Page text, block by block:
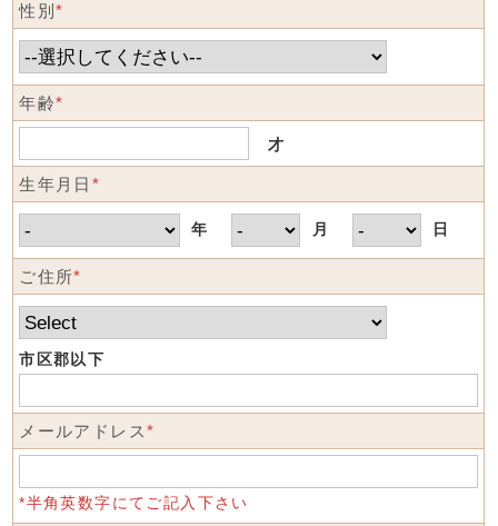
性別*
年齢*
才
生年月日 *
年 月 日
ご住所*
市区郡以下
メールアドレス*
*半角英数字にてご記入下さい